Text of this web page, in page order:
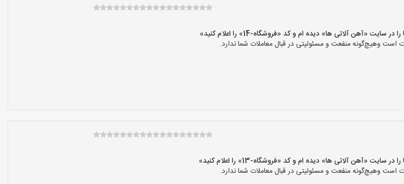
«آهن آلاتی ها» دیده ام و کد «فروشگاه-14» را اعلام کنید»
است وهیچ‌گونه منفعت و مسئولیتی در قبال معاملات شما ندارد.
«آهن آلاتی ها» دیده ام و کد «فروشگاه-13» را اعلام کنید»
است وهیچ‌گونه منفعت و مسئولیتی در قبال معاملات شما ندارد.